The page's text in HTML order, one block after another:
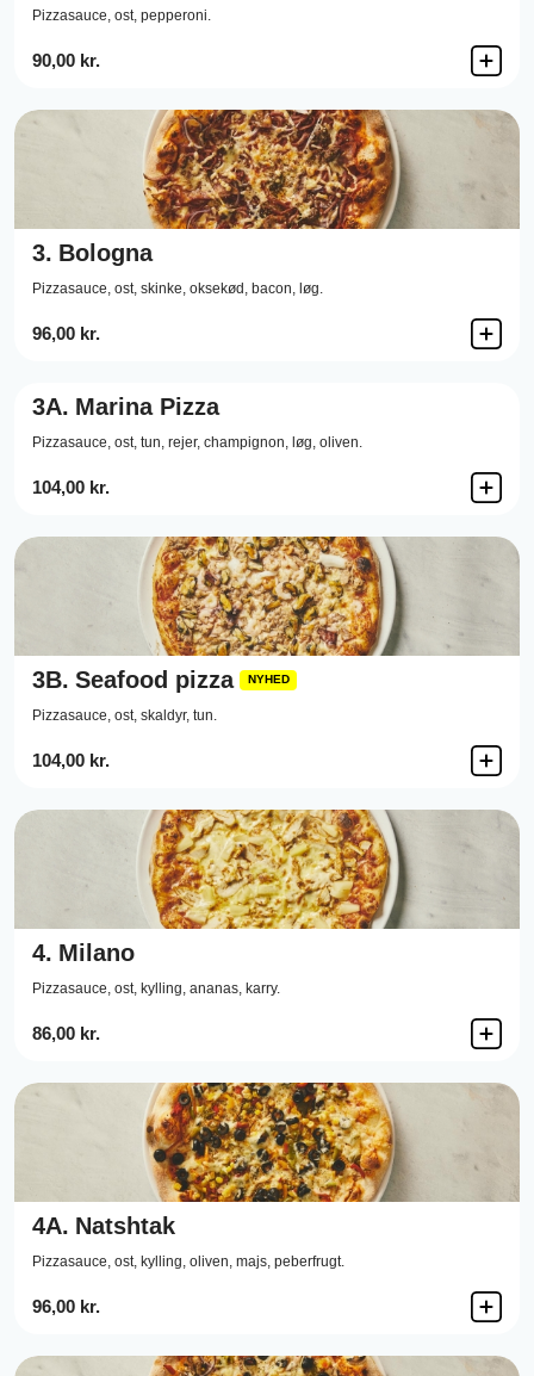
Pizzasauce, ost, pepperoni.
90,00 kr.
3. Bologna
Pizzasauce, ost, skinke, oksekød, bacon, løg.
96,00 kr.
3A. Marina Pizza
Pizzasauce, ost, tun, rejer, champignon, løg, oliven.
104,00 kr.
3B. Seafood pizza NYHED
Pizzasauce, ost, skaldyr, tun.
104,00 kr.
4. Milano
Pizzasauce, ost, kylling, ananas, karry.
86,00 kr.
4A. Natshtak
Pizzasauce, ost, kylling, oliven, majs, peberfrugt.
96,00 kr.